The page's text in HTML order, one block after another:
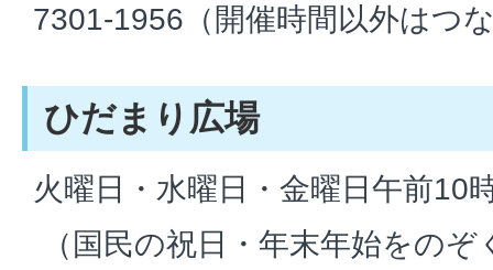
7301-1956（開催時間以外はつ
ひだまり広場
火曜日・水曜日・金曜日午前10
（国民の祝日・年末年始をのぞ